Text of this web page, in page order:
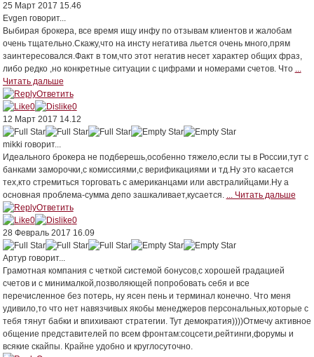
25 Март 2017 15.46
Evgen говорит...
Выбирая брокера, все время ищу инфу по отзывам клиентов и жалобам
очень тщательно.Скажу,что на инсту негатива льется очень много,прям
заинтересовался.Факт в том,что этот негатив несет характер общих фраз,
либо редко ,но конкретные ситуации с цифрами и номерами счетов. Что ...
Читать дальше
Ответить
0
0
12 Март 2017 14.12
mikki говорит...
Идеального брокера не подберешь,особенно тяжело,если ты в России,тут с
банками заморочки,с комиссиями,с верификациями и тд.Ну это касается
тех,кто стремиться торговать с американцами или австралийцами.Ну а
основная проблема-сумма депо зашкаливает,кусается. ... Читать дальше
Ответить
0
0
28 Февраль 2017 16.09
Артурговорит...
Грамотная компания с четкой системой бонусов,с хорошей градацией
счетов и с минималкой,позволяющей попробовать себя и все
перечисленное без потерь, ну ясен пень и терминал конечно. Что меня
удивило,то что нет навязчивых якобы менеджеров персональных,которые с
тебя тянут бабки и впихивают стратегии. Тут демократия))))Отмечу активное
общение представителей по всем фронтам:соцсети,рейтинги,форумы и
всякие скайпы. Крайне удобно и круглосуточно.